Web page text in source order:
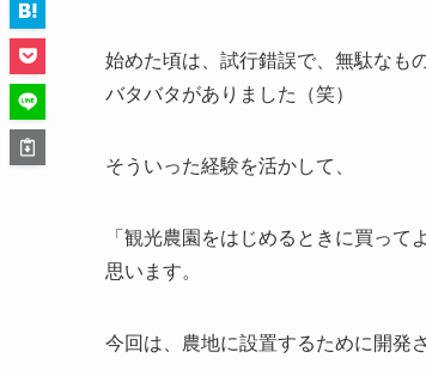
始めた頃は、試行錯誤で、無駄なも
バタバタがありました（笑）
そういった経験を活かして、
「観光農園をはじめるときに買っ
思います。
今回は、農地に設置するために開発